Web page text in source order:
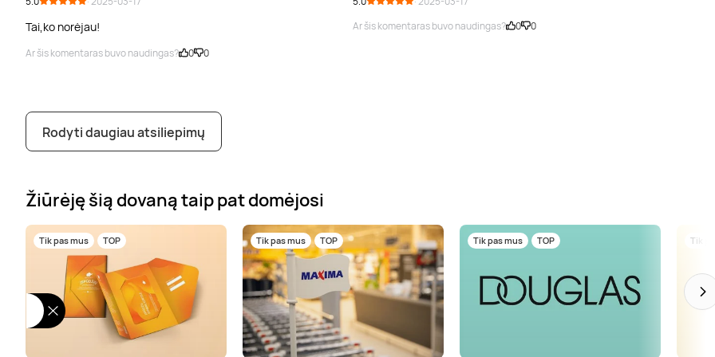
Tai,ko norėjau!
Ar šis komentaras buvo naudingas? 0 0
Ar šis komentaras buvo naudingas?
0 0
Rodyti daugiau atsiliepimų
Žiūrėję šią dovaną taip pat domėjosi
Tik pas mus TOP Tik pas mus TOP Tik pas mus TOP Tik